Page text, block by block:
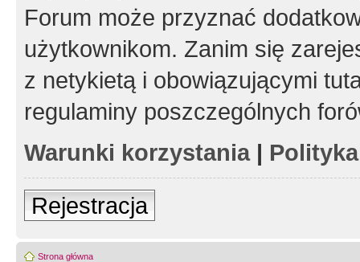
Forum może przyznać
użytkownikom. Zanim się
z netykietą i obowiązującymi
regulaminy poszczególnych
Warunki korzystania|
Rejestracja
Strona główna